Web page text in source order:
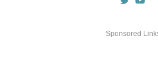
Sponsored